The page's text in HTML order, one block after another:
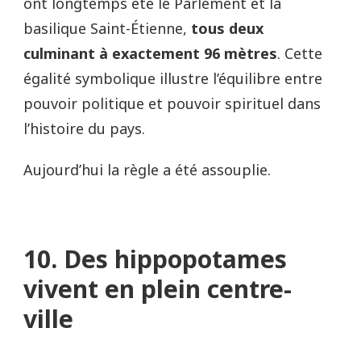
basilique Saint-Étienne, tous deux
culminant à exactement 96 mètres. Cette
égalité symbolique illustre l’équilibre entre
pouvoir politique et pouvoir spirituel dans
l’histoire du pays.
Aujourd’hui la règle a été assouplie.
10. Des hippopotames
vivent en plein centre-
ville